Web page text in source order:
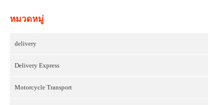
หมวดหมู่
delivery
Delivery Express
Motorcycle Transport